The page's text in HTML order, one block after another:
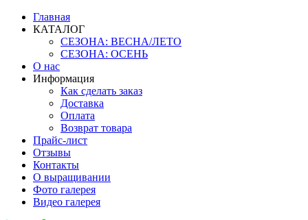
Главная
КАТАЛОГ
СЕЗОНА: ВЕСНА/ЛЕТО
СЕЗОНА: ОСЕНЬ
О нас
Информация
Как сделать заказ
Доставка
Оплата
Возврат товара
Прайс-лист
Отзывы
Контакты
О выращивании
Фото галерея
Видео галерея